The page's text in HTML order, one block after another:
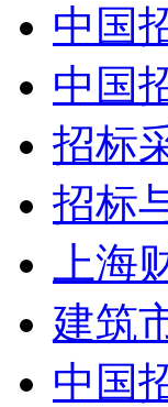
中国
中国
招标
招标
上海
建筑
中国